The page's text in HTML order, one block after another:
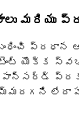
మరియు
సంబంధించి
యొక్క
స్పాన్సర్డ్
లేదా